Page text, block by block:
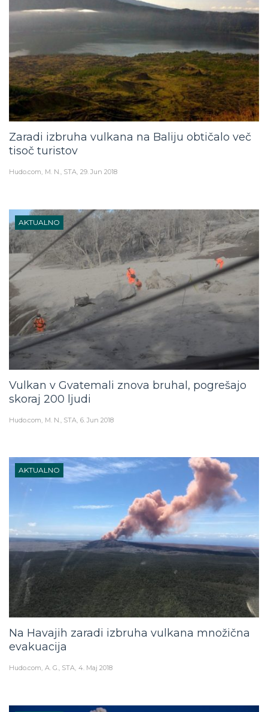
Zaradi izbruha vulkana na Baliju obtičalo več
tisoč turistov
Hudo.com M. N., STA 29. Jun 2018
AKTUALNO
Vulkan v Gvatemali znova bruhal, pogrešajo
skoraj 200 ljudi
Hudo.com M. N., STA 6. Jun 2018
AKTUALNO
Na Havajih zaradi izbruha vulkana množična
evakuacija
Hudo.com A. G., STA 4. Maj 2018